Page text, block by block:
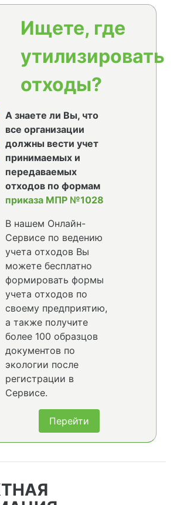
Ищете, где
утилизировать
отходы?
А знаете ли Вы, что
все организации
должны вести учет
принимаемых и
передаваемых
отходов по формам
приказа МПР №1028
В нашем Онлайн-
Сервисе по ведению
учета отходов Вы
можете бесплатно
формировать формы
учета отходов по
своему предприятию,
а также получите
более 100 образцов
документов по
экологии после
регистрации в
Сервисе.
Перейти